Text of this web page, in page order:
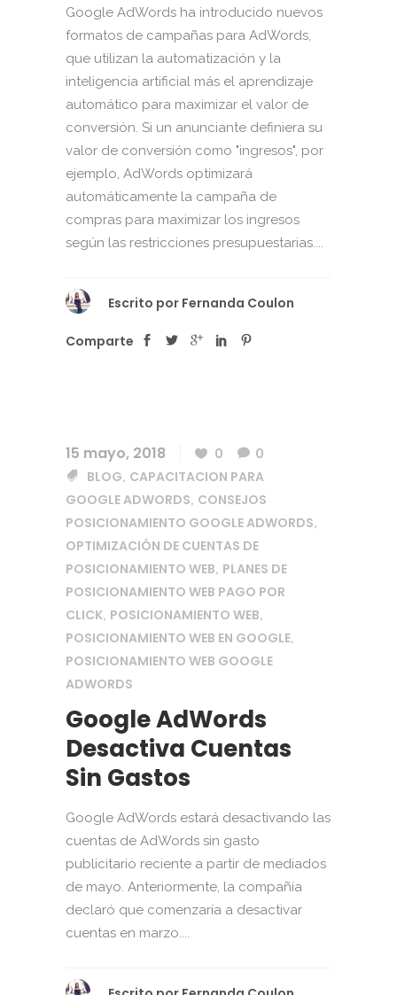
Google AdWords ha introducido nuevos
formatos de campañas para AdWords,
que utilizan la automatización y la
inteligencia artificial más el aprendizaje
automático para maximizar el valor de
conversión. Si un anunciante definiera su
valor de conversión como "ingresos", por
ejemplo, AdWords optimizará
automáticamente la campaña de
compras para maximizar los ingresos
según las restricciones presupuestarias....
Escrito por Fernanda Coulon
Comparte
15 mayo, 2018 0
0
BLOG, CAPACITACION PARA
GOOGLE ADWORDS, CONSEJOS
POSICIONAMIENTO GOOGLE ADWORDS,
OPTIMIZACIÓN DE CUENTAS DE
POSICIONAMIENTO WEB, PLANES DE
POSICIONAMIENTO WEB PAGO POR
CLICK, POSICIONAMIENTO WEB,
POSICIONAMIENTO WEB EN GOOGLE,
POSICIONAMIENTO WEB GOOGLE
ADWORDS
Google AdWords
Desactiva Cuentas
Sin Gastos
Google AdWords estará desactivando las
cuentas de AdWords sin gasto
publicitario reciente a partir de mediados
de mayo. Anteriormente, la compañía
declaró que comenzaría a desactivar
cuentas en marzo....